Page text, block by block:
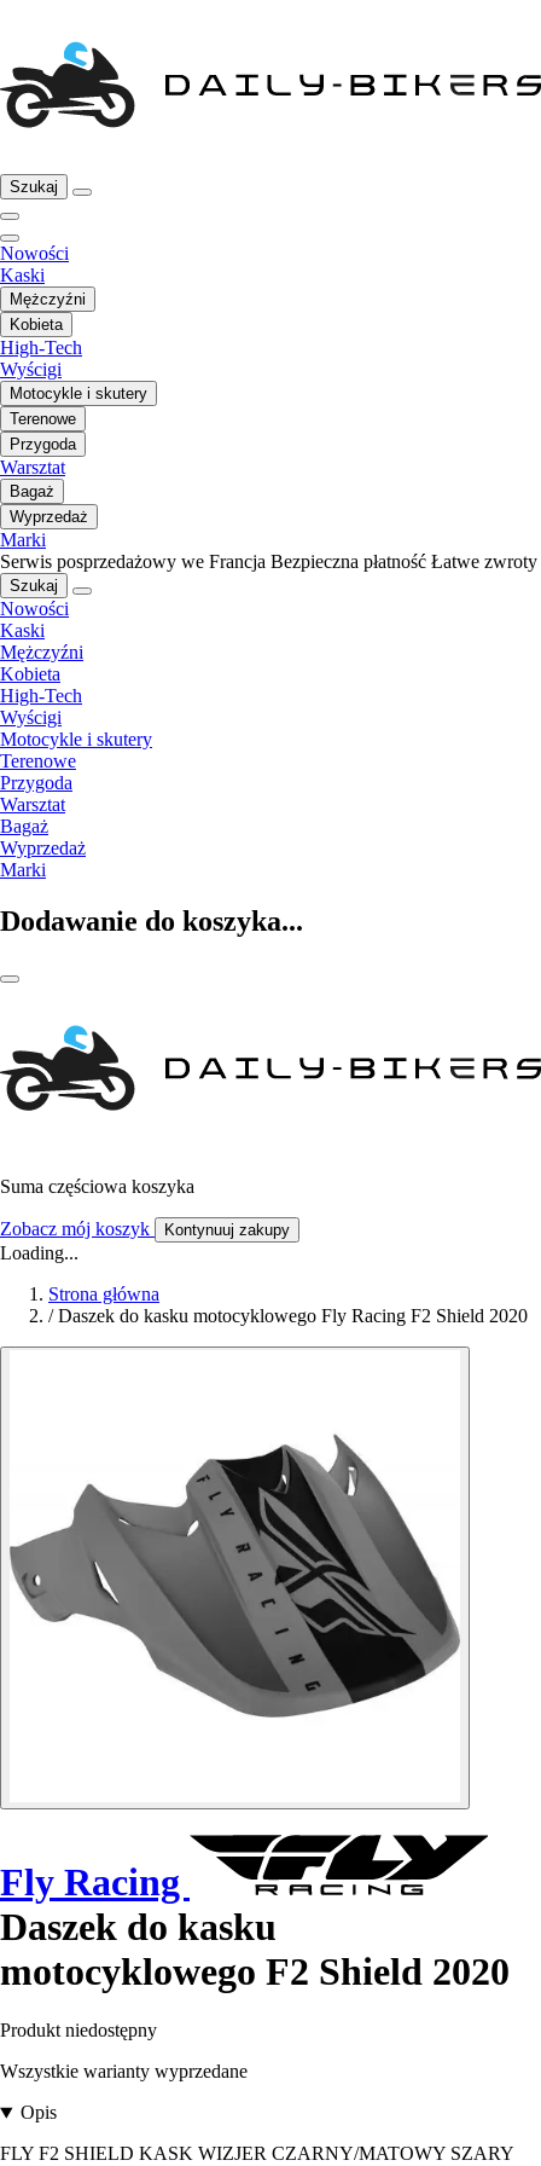
Szukaj
Nowości
Kaski
Mężczyźni
Kobieta
High-Tech
Wyścigi
Motocykle i skutery
Terenowe
Przygoda
Warsztat
Bagaż
Wyprzedaż
Marki
Serwis posprzedażowy we Francja Bezpieczna płatność Łatwe zwroty
Szukaj
Nowości
Kaski
Mężczyźni
Kobieta
High-Tech
Wyścigi
Motocykle i skutery
Terenowe
Przygoda
Warsztat
Bagaż
Wyprzedaż
Marki
Dodawanie do koszyka...
Suma częściowa koszyka
Zobacz mój koszyk Kontynuuj zakupy
Loading...
Strona główna
/ Daszek do kasku motocyklowego Fly Racing F2 Shield 2020
Fly Racing
Daszek do kasku
motocyklowego F2 Shield 2020
Produkt niedostępny
Wszystkie warianty wyprzedane
Opis
FLY F2 SHIELD KASK WIZJER CZARNY/MATOWY SZARY